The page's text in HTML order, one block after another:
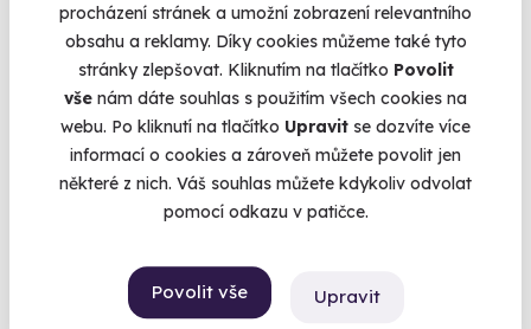
procházení stránek a umožní zobrazení relevantního
obsahu a reklamy. Díky cookies můžeme také tyto
stránky zlepšovat. Kliknutím na tlačítko Povolit
vše nám dáte souhlas s použitím všech cookies na
webu. Po kliknutí na tlačítko Upravit se dozvíte více
informací o cookies a zároveň můžete povolit jen
některé z nich. Váš souhlas můžete kdykoliv odvolat
pomocí odkazu v patičce.
Povolit vše Upravit
2 999 Kč
Volný termín už 16. 08. 2026